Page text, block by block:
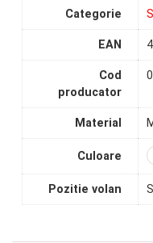
Categorie
EAN
Cod
producator
Material
Culoare
Pozitie volan